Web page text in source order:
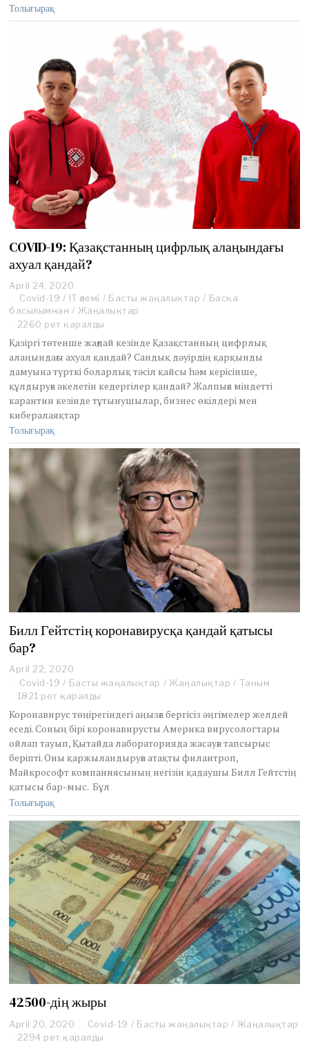
Толығырақ
COVID-19: Қазақстанның цифрлық алаңындағы
ахуал қандай?
April 24, 2020
u
n
e
,
2
0
2
0
Covid-19 / IT әлемі / Басты жаңалықтар / Басқа
басылымнан / Жаңалықтар
2260 рет қаралды
Қазіргі төтенше жағдай кезінде Қазақстанның цифрлық
алаңындағы ахуал қандай? Сандық дәуірдің қарқынды
дамуына түрткі боларлық тәсіл қайсы һәм керісінше,
құлдыруға әкелетін кедергілер қандай? Жалпыға міндетті
карантин кезінде тұтынушылар, бизнес өкілдері мен
кибералаяқтар
Толығырақ
Билл Гейтстің коронавирусқа қандай қатысы
бар?
April 22, 2020
u
n
2
,
2
0
Covid-19 / Басты жаңалықтар / Жаңалықтар / Таным
1821 рет қаралды
Коронавирус төңірегіндегі аңызға бергісіз әңгімелер желдей
еседі. Соның бірі коронавирусты Америка вирусологтары
ойлап тауып, Қытайда лабораторияда жасауға тапсырыс
беріпті. Оны қаржыландыруға атақты филантроп,
Майкрософт компаниясының негізін қадаушы Билл Гейтстің
қатысы бар-мыс. Бұл
Толығырақ
42500-дің жыры
April 20, 2020
u
Covid-19 / Басты жаңалықтар / Жаңалықтар
2294 рет қаралды